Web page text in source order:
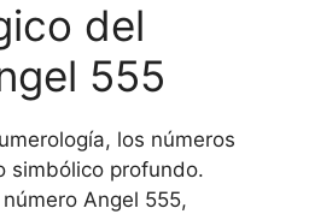
del
555
los números
simbólico profundo.
Angel 555,